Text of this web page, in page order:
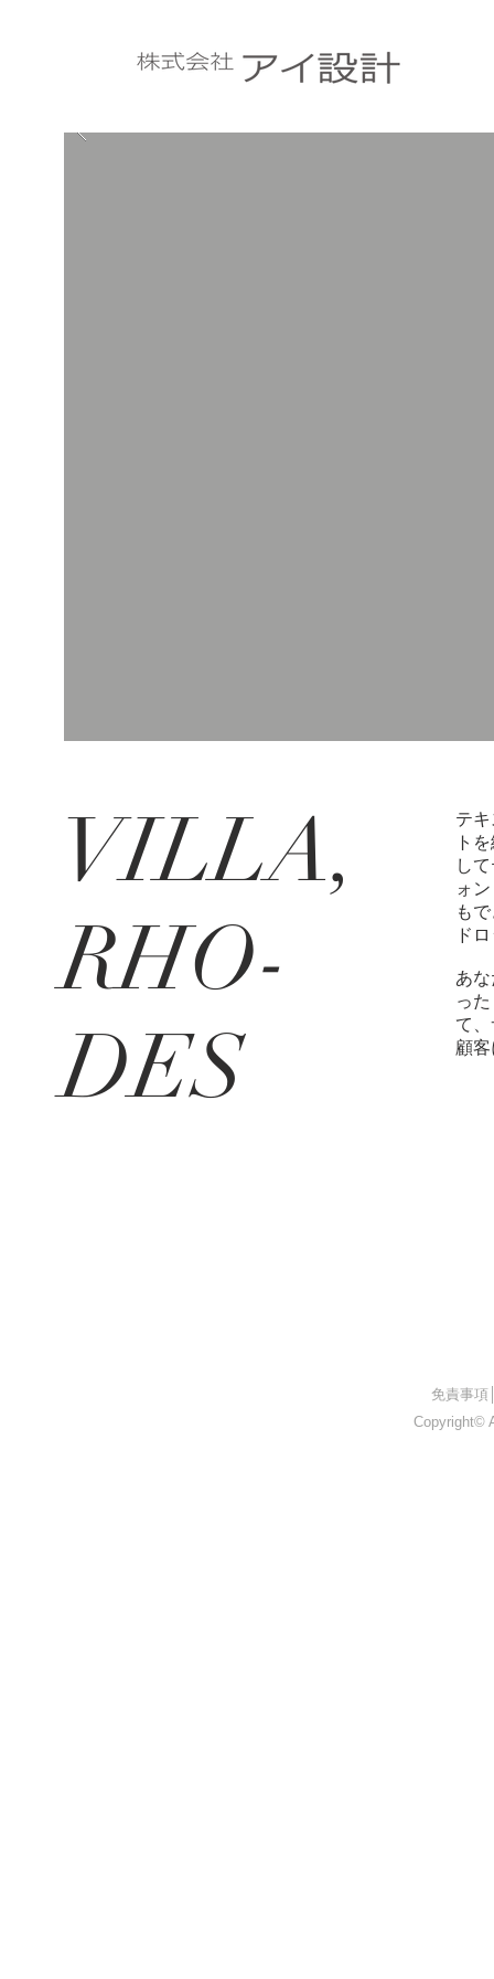
VILLA,
RHO-
DES
テ
ト
し
ォ
も
ド
あ
っ
て
顧
​免責事項
Copyright©